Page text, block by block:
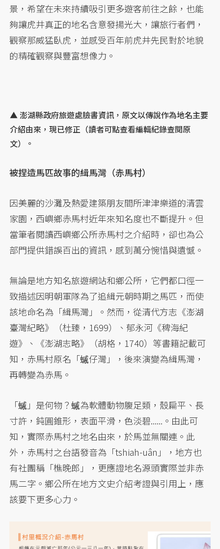
景，希望在未來持續吸引更多遊客前往之餘，也能
夠讓虎井真正的地名含意發揚光大，讓旅行者們，
觀察那威猛臥虎，並感受百年前虎井先民對於地貌
的精確觀察與豐富想像力。
▲ 澎湖縣政府旅遊處臉書資訊，原文以傳說作為地名主要
介紹由來，現已修正（讀者可點查看編輯紀錄查閱原
文）。
被捏造馬匹故事的緝馬灣（赤馬村）
因美麗的沙灘及熱愛建築朋友間所津津樂道的清雲
家園，西嶼鄉赤馬村近年來知名度也不斷提升。但
當筆者閱讀西嶼鄉公所赤馬村之介紹時，卻也為公
部門提供錯誤百出的資訊，感到萬分惋惜與遺憾。
無論是地方知名旅遊網站和鄉公所，它們都口徑一
致描述因明朝軍隊為了追緝元朝時期之馬匹，而使
該地命名為「緝馬灣」。然而，從清代方志《澎湖
臺灣紀略》（杜臻，1699）、郁永河《稗海紀
遊》、《澎湖志略》（胡格，1740）等書籍記載可
知，赤馬村原名「䗩仔灣」，後來演變為緝馬灣，
再轉變為赤馬。
「䗩」是何物？䗩為軟體動物腹足類，殼扁平、長
寸許，鈍圓錐形，表面平滑，色淡碧......。由此可
知，實際赤馬村之地名由來，於馬並無關連。此
外，赤馬村之台語發音為「tshiah-uân」，地方也
有社團稱「樵晚郎」，更應證地名源頭實際並非赤
馬二字。鄉公所在地方文史介紹考證與引用上，應
該要下更多心力。